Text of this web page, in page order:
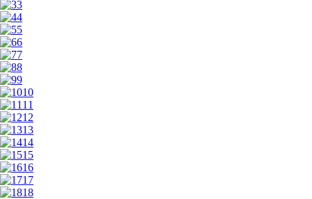
3
4
5
6
7
8
9
10
11
12
13
14
15
16
17
18